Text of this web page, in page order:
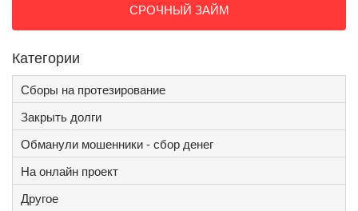
СРОЧНЫЙ ЗАЙМ
Категории
Сборы на протезирование
Закрыть долги
Обманули мошенники - сбор денег
На онлайн проект
Другое